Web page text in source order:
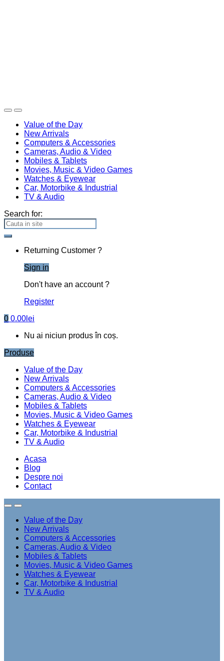
Value of the Day
New Arrivals
Computers & Accessories
Cameras, Audio & Video
Mobiles & Tablets
Movies, Music & Video Games
Watches & Eyewear
Car, Motorbike & Industrial
TV & Audio
Search for:
Returning Customer ?
Sign in
Don't have an account ?
Register
0 0.00 lei
Nu ai niciun produs în coș.
Produse
Value of the Day
New Arrivals
Computers & Accessories
Cameras, Audio & Video
Mobiles & Tablets
Movies, Music & Video Games
Watches & Eyewear
Car, Motorbike & Industrial
TV & Audio
Acasa
Blog
Despre noi
Contact
Value of the Day
New Arrivals
Computers & Accessories
Cameras, Audio & Video
Mobiles & Tablets
Movies, Music & Video Games
Watches & Eyewear
Car, Motorbike & Industrial
TV & Audio